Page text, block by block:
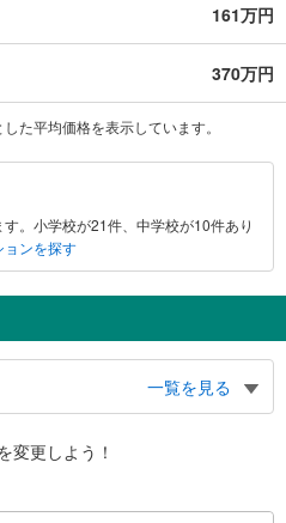
161万円
370万円
た平均価格を表示しています。
。小学校が21件、中学校が10件あり
ョンを探す
一覧を見る
変更しよう！